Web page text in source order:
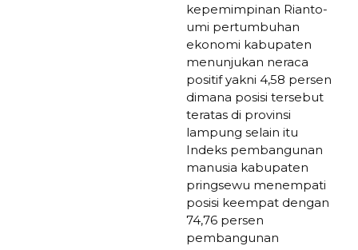
kepemimpinan Rianto-
umi pertumbuhan
ekonomi kabupaten
menunjukan neraca
positif yakni 4,58 persen
dimana posisi tersebut
teratas di provinsi
lampung selain itu
Indeks pembangunan
manusia kabupaten
pringsewu menempati
posisi keempat dengan
74,76 persen
pembangunan